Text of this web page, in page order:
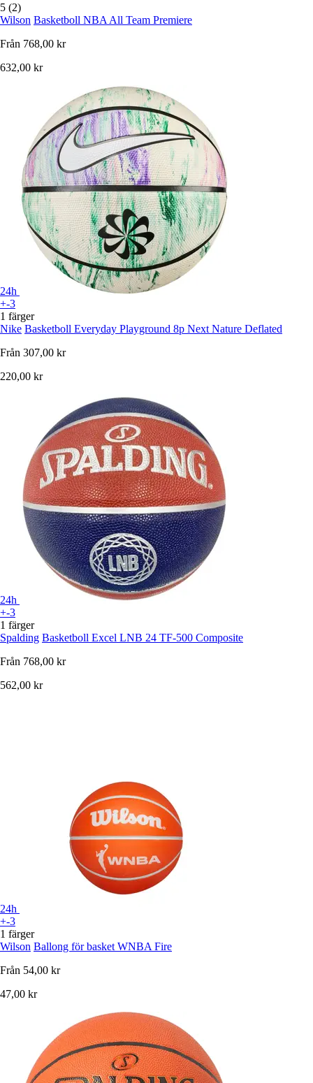
5 (2)
Wilson Basketboll NBA All Team Premiere
Från 768,00 kr
632,00 kr
24h
+-3
1 färger
Nike Basketboll Everyday Playground 8p Next Nature Deflated
Från 307,00 kr
220,00 kr
24h
+-3
1 färger
Spalding Basketboll Excel LNB 24 TF-500 Composite
Från 768,00 kr
562,00 kr
24h
+-3
1 färger
Wilson Ballong för basket WNBA Fire
Från 54,00 kr
47,00 kr